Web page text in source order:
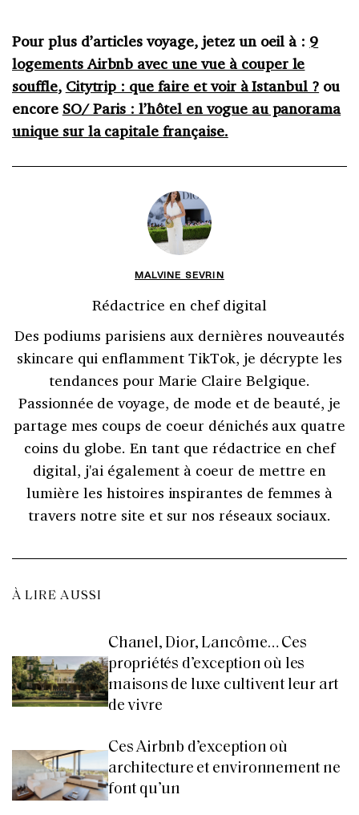
Pour plus d’articles voyage, jetez un oeil à : 9
logements Airbnb avec une vue à couper le
souffle, Citytrip : que faire et voir à Istanbul ? ou
encore SO/ Paris : l’hôtel en vogue au panorama
unique sur la capitale française.
MALVINE SEVRIN
Rédactrice en chef digital
Des podiums parisiens aux dernières nouveautés
skincare qui enflamment TikTok, je décrypte les
tendances pour Marie Claire Belgique.
Passionnée de voyage, de mode et de beauté, je
partage mes coups de coeur dénichés aux quatre
coins du globe. En tant que rédactrice en chef
digital, j'ai également à coeur de mettre en
lumière les histoires inspirantes de femmes à
travers notre site et sur nos réseaux sociaux.
À LIRE AUSSI
Chanel, Dior, Lancôme… Ces
propriétés d’exception où les
maisons de luxe cultivent leur art
de vivre
Ces Airbnb d’exception où
architecture et environnement ne
font qu’un